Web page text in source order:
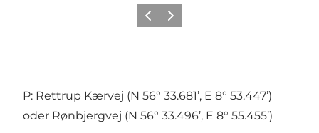
ZurückWeiter
P: Rettrup Kærvej (N 56° 33.681’, E 8° 53.447’)
oder Rønbjergvej (N 56° 33.496’, E 8° 55.455’)